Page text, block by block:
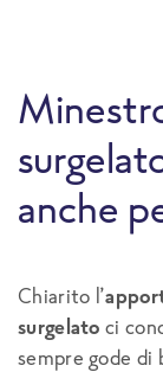
anche
Chiarito l’
surgelato ci
sempre gode di